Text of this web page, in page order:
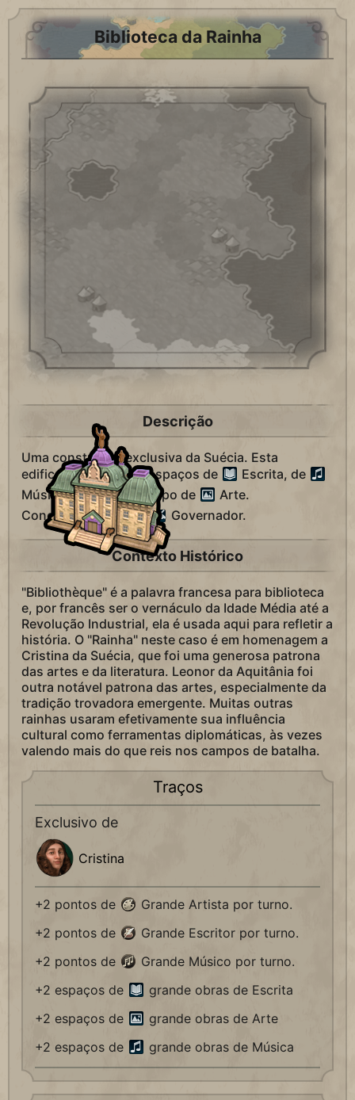
Biblioteca da Rainha
Descrição
Uma construção exclusiva da Suécia. Esta
edificação fornece 2 espaços de
Escrita, de
Música e de qualquer tipo de
Arte.
Concede +1 título de
Governador.
Contexto Histórico
"Bibliothèque" é a palavra francesa para biblioteca
e, por francês ser o vernáculo da Idade Média até a
Revolução Industrial, ela é usada aqui para refletir a
história. O "Rainha" neste caso é em homenagem a
Cristina da Suécia, que foi uma generosa patrona
das artes e da literatura. Leonor da Aquitânia foi
outra notável patrona das artes, especialmente da
tradição trovadora emergente. Muitas outras
rainhas usaram efetivamente sua influência
cultural como ferramentas diplomáticas, às vezes
valendo mais do que reis nos campos de batalha.
Traços
Exclusivo de
Cristina
+2 pontos de
Grande Artista por turno.
+2 pontos de
Grande Escritor por turno.
+2 pontos de
Grande Músico por turno.
+2 espaços de
grande obras de Escrita
+2 espaços de
grande obras de Arte
+2 espaços de
grande obras de Música